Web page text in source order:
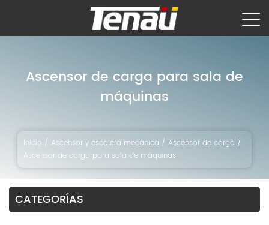
Ascensor de carga para sala de
máquinas
Inicio / Ascensor y escalera mecánica / Ascensor de carga /
Ascensor de carga para sala de máquinas
CATEGORÍAS